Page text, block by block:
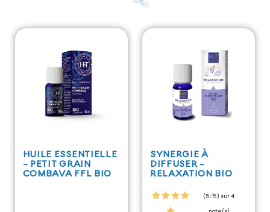
HUILE ESSENTIELLE
- PETIT GRAIN
COMBAVA FFL BIO
SYNERGIE À
DIFFUSER -
RELAXATION BIO
(5/5) sur 4